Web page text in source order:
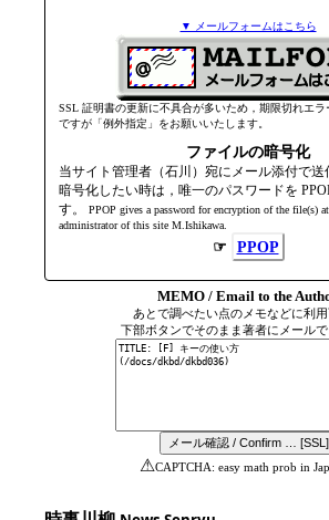
▼ メールフォームはこちら
SSL 証明書の更新に不具合が多いため，期限切れエ
ですが「例外指定」をお願いいたします。
ファイルの暗号化
当サイト管理者（石川）宛にメール添付で送
暗号化したい時は，唯一のパスワードを
す。
PPOP gives a password for encryption of the file(s)
admini­strator of this site M.Ishikawa.
☞ PPOP
MEMO / Email to the
あとで調べたい点のメモなどに利用
下部ボタンでそのまま著者にメールで
⚠CAPTCHA: easy math prob in